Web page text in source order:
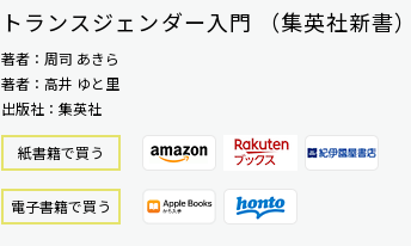
トランスジェンダー入門 （集英社新書）
著者：周司 あきら
著者：高井 ゆと里
出版社：集英社
紙書籍で買う
電⼦書籍で買う